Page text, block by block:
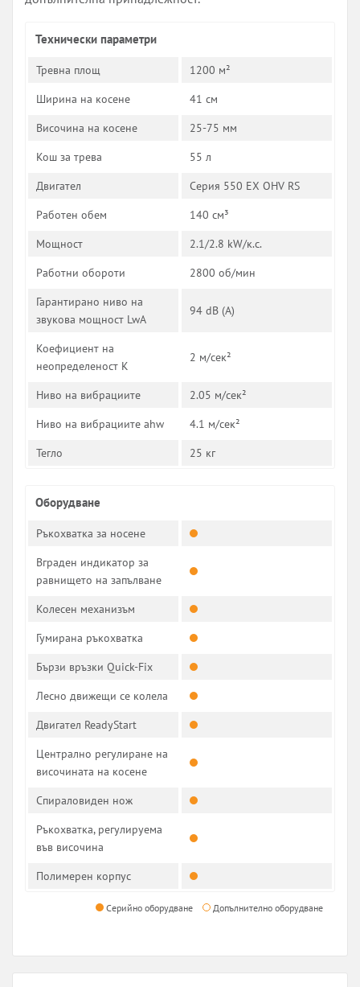
Технически параметри
Тревна площ
1200 м²
Ширина на косене
41 см
Височина на косене
25-75 мм
Кош за трева
55 л
Двигател
Серия 550 EX OHV RS
Работен обем
140 см³
Мощност
2.1/2.8 kW/к.с.
Работни обороти
2800 об/мин
Гарантирано ниво на
звукова мощност LwA
94 dB (A)
Коефициент на
неопределеност К
2 м/сек²
Ниво на вибрациите
2.05 ­м/сек²
Ниво на вибрациите ahw
4.1 м/сек²
Тегло
25 кг
Оборудване
Ръкохватка за носене
Вграден индикатор за
равнището на запълване
Колесен механизъм
Гумирана ръкохватка
Бързи връзки Quick-Fix
Лесно движещи се колела
Двигател ReadyStart
Централно регулиране на
височината на косене
Спираловиден нож
Ръкохватка, регулируема
във височина
Полимерен корпус
Серийно оборудване Допълнително оборудване